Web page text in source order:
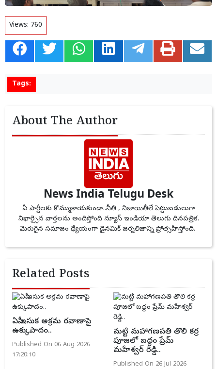
Views: 760
Tags:
About The Author
News India Telugu Desk
ఏ పార్టీలకు కొమ్ముకాయకుండా..నీతి , నిజాయితీలే పెట్టుబడులుగా
నిఖార్సైన వార్తలను అందిస్తోంది న్యూస్ ఇండియా తెలుగు దినపత్రిక.
మెరుగైన సమాజం ధ్యేయంగా డైనమిక్ జర్నలిజాన్ని ప్రోత్సహిస్తోంది.
Related Posts
ఏపీ ఇసుక అక్రమ రవాణాపై
ఉక్కుపాదం..
Published On 06 Aug 2026
17:20:10
మట్టి మహాగణపతి తొలి కర్ర
పూజలో బద్దం ప్రేమ్
మహేశ్వర్ రెడ్డి..
Published On 26 Jul 2026